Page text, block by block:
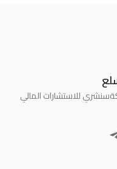
سنشري للاستشارات المالي